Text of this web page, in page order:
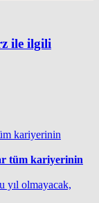
ile ilgili
tüm kariyerinin